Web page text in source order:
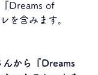
Dreams of
を含みます。
んから『Dreams